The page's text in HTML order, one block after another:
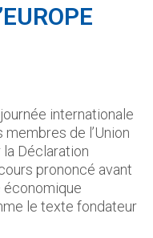
internationale
de l’Union
Déclaration
prononcé avant
économique
le texte fondateur